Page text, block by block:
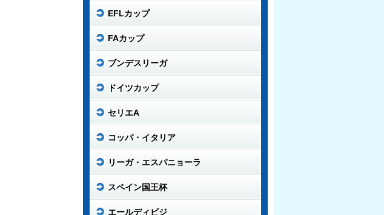
EFLカップ
FAカップ
ブンデスリーガ
ドイツカップ
セリエA
コッパ・イタリア
リーガ・エスパニョーラ
スペイン国王杯
エールディビジ